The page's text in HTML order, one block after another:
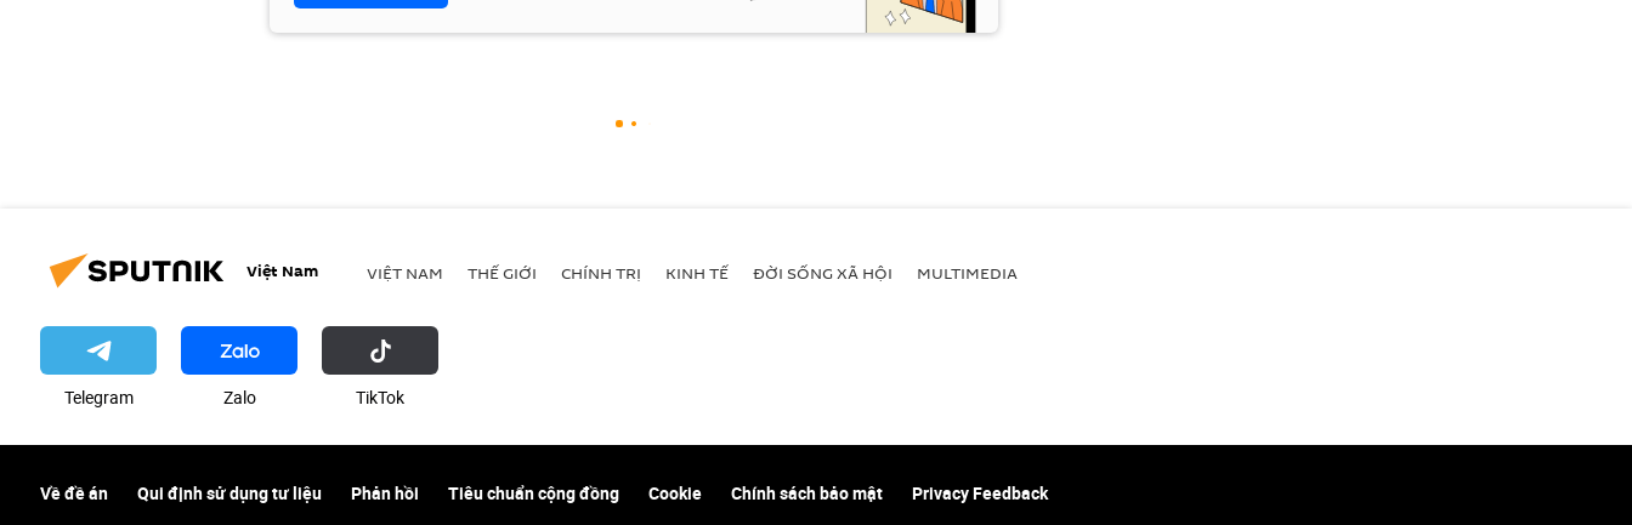
Việt Nam VIỆT NAM THẾ GIỚI CHÍNH TRỊ KINH TẾ ĐỜI SỐNG XÃ HỘI MULTIMEDIA
Telegram Zalo ТikТоk
Về đề án Qui định sử dụng tư liệu Phản hồi Tiêu chuẩn cộng đồng Cookie Chính sách bảo mật Privacy Feedback